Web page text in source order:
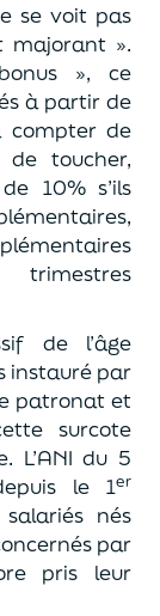
se voit pas
majorant ».
», ce
à partir de
compter de
toucher,
10% s’ils
de l’âge
instauré par
patronat et
surcote
L’ANI du 5
le 1er
nés
par
pris leur